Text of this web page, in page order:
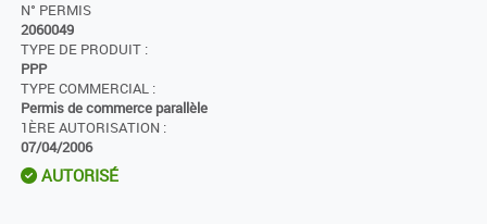
N° PERMIS
2060049
TYPE DE PRODUIT :
PPP
TYPE COMMERCIAL :
Permis de commerce parallèle
1ÈRE AUTORISATION :
07/04/2006
AUTORISÉ